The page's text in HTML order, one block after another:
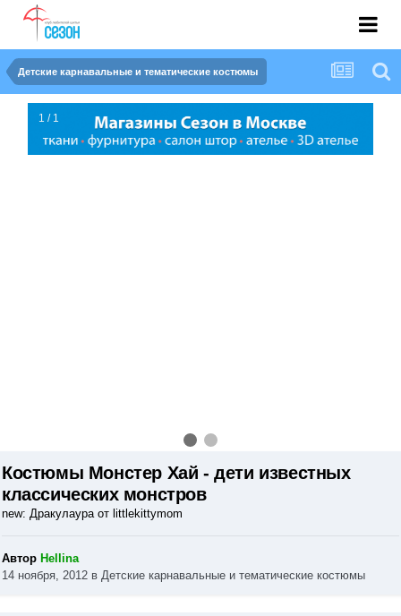
Детские карнавальные и тематические костюмы
1 / 1
Костюмы Монстер Хай - дети известных
классических монстров
new: Дракулаура от littlekittymom
Автор Hellina
14 ноября, 2012 в Детские карнавальные и тематические костюмы